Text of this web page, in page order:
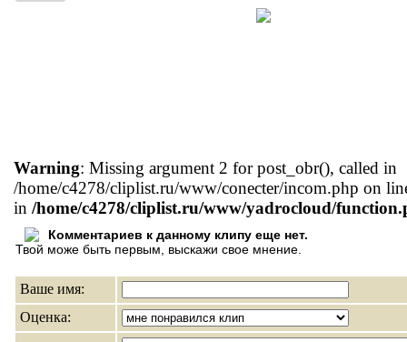
Warning: Missing argument 2 for post_obr(), called in
/home/c4278/cliplist.ru/www/conecter/incom.php on
in /home/c4278/cliplist.ru/www/yadrocloud/
Комментариев к данному клипу еще нет.
Твой може быть первым, выскажи свое мнение.
Ваше имя:
Оценка: